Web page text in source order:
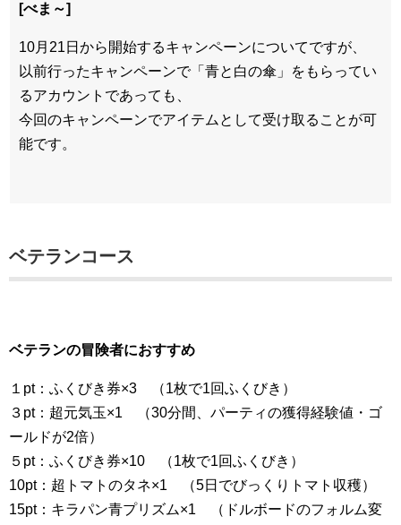
[べま～]
10月21日から開始するキャンペーンについてですが、
以前行ったキャンペーンで「青と白の傘」をもらってい
るアカウントであっても、
今回のキャンペーンでアイテムとして受け取ることが可
能です。
ベテランコース
ベテランの冒険者におすすめ
１pt：ふくびき券×3 （1枚で1回ふくびき）
３pt：超元気玉×1 （30分間、パーティの獲得経験値・ゴ
ールドが2倍）
５pt：ふくびき券×10 （1枚で1回ふくびき）
10pt：超トマトのタネ×1 （5日でびっくりトマト収穫）
15pt：キラパン青プリズム×1 （ドルボードのフォルム変